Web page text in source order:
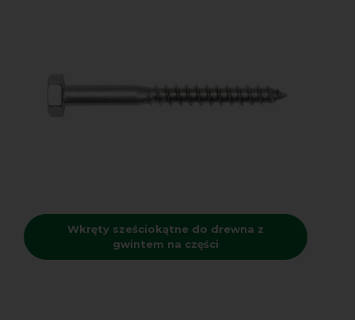
Wkręty sześciokątne do drewna z
gwintem na części